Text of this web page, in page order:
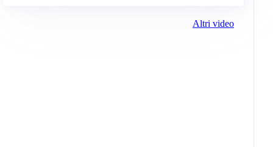
Altri video